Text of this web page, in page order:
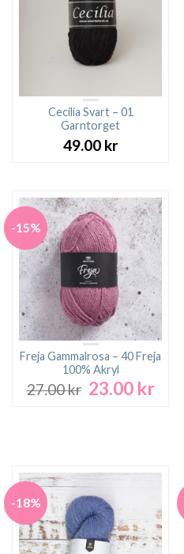
Cecilia Svart – 01
Garntorget
49.00 kr
-15%
Freja Gammalrosa – 40 Freja
100% Akryl
27.00kr Det
23.00 krDet
-18%